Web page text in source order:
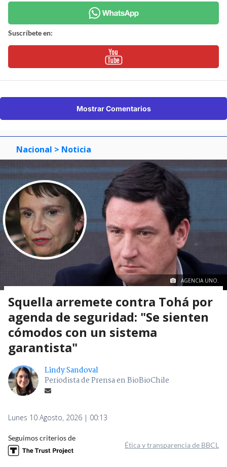
Suscríbete en:
Mostrar Comentarios
Nacional > Noticia
AGENCIA UNO.
Squella arremete contra Tohá por
agenda de seguridad: "Se sienten
cómodos con un sistema
garantista"
Lindy Sandoval
Periodista de Prensa en BioBioChile
Lunes 10 Agosto, 2026 | 00:13
Seguimos criterios de
Ética y transparencia de BBCL